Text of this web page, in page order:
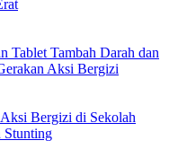
Tablet Tambah Darah dan
Aksi Bergizi
Bergizi di Sekolah
Stunting